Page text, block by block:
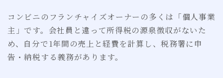
コンビニのフランチャイズオーナーの多くは「個人事業
主」です。会社員と違って所得税の源泉徴収がないた
め、自分で1年間の売上と経費を計算し、税務署に申
告・納税する義務があります。